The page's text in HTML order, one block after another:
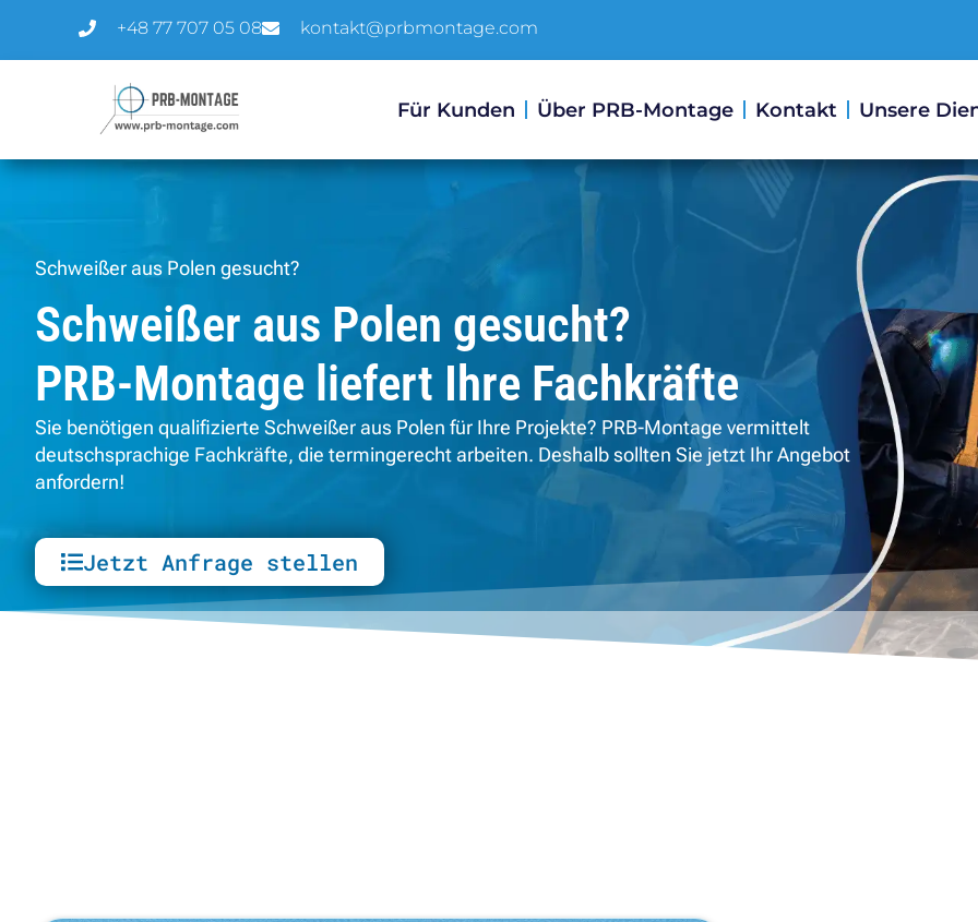
+48 77 707 05 08 kontakt@prbmontage.com
Für Kunden Über PRB-Montage Kontakt Unsere
Schweißer aus Polen gesucht?
Schweißer aus Polen gesucht?
PRB-Montage liefert Ihre Fachkräfte
Sie benötigen qualifizierte Schweißer aus Polen für Ihre Projekte? PRB-Montage vermittelt
deutschsprachige Fachkräfte, die termingerecht arbeiten. Deshalb sollten Sie jetzt Ihr Angebot
anfordern!
Jetzt Anfrage stellen